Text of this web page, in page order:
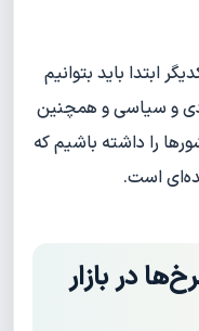
ابتدا باید بتوانیم
و سیاسی و همچنین
را داشته باشیم که
است.
در بازار